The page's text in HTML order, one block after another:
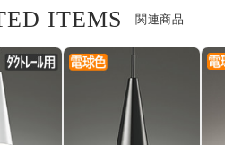
関連商品
ITEMS